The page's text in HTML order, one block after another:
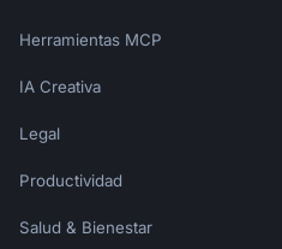
      type: "string",
      description: "URI of the note to update
    },
      type: "string",
existing)",
Herramientas MCP
IA Creativa
Legal
Productividad
Salud & Bienestar